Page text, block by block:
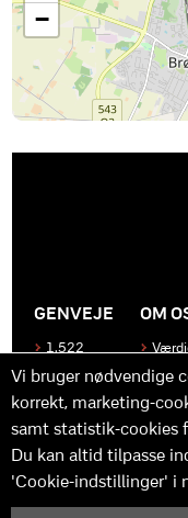
−
GENVEJE
1.522
Produkter
Kontakt
os
OM
bag
Hvad
os
Vi bruger nødvendige
korrekt, marketing-
samt statistik-cookies
Du kan altid tilpasse
'Cookie-indstillinger' i